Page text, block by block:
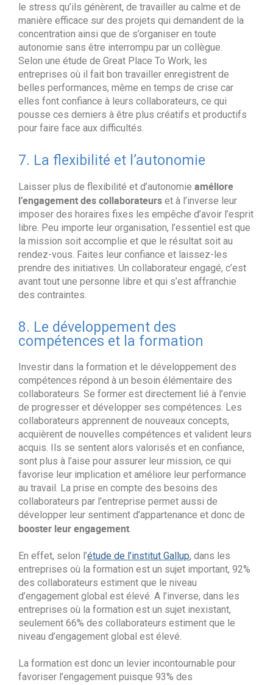
le stress qu’ils génèrent, de travailler au calme et de
manière efficace sur des projets qui demandent de la
concentration ainsi que de s’organiser en toute
autonomie sans être interrompu par un collègue.
Selon une étude de Great Place To Work, les
entreprises où il fait bon travailler enregistrent de
belles performances, même en temps de crise car
elles font confiance à leurs collaborateurs, ce qui
pousse ces derniers à être plus créatifs et productifs
pour faire face aux difficultés.
7. La flexibilité et l’autonomie
Laisser plus de flexibilité et d’autonomie améliore
l’engagement des collaborateurs et à l’inverse leur
imposer des horaires fixes les empêche d’avoir l’esprit
libre. Peu importe leur organisation, l’essentiel est que
la mission soit accomplie et que le résultat soit au
rendez-vous. Faites leur confiance et laissez-les
prendre des initiatives. Un collaborateur engagé, c’est
avant tout une personne libre et qui s’est affranchie
des contraintes.
8. Le développement des
compétences et la formation
Investir dans la formation et le développement des
compétences répond à un besoin élémentaire des
collaborateurs. Se former est directement lié à l’envie
de progresser et développer ses compétences. Les
collaborateurs apprennent de nouveaux concepts,
acquièrent de nouvelles compétences et valident leurs
acquis. Ils se sentent alors valorisés et en confiance,
sont plus à l’aise pour assurer leur mission, ce qui
favorise leur implication et améliore leur performance
au travail. La prise en compte des besoins des
collaborateurs par l’entreprise permet aussi de
développer leur sentiment d’appartenance et donc de
booster leur engagement
En effet, selon l’étude de l’institut Gallup, dans les
entreprises où la formation est un sujet important, 92%
des collaborateurs estiment que le niveau
d’engagement global est élevé. A l’inverse, dans les
entreprises où la formation est un sujet inexistant,
seulement 66% des collaborateurs estiment que le
niveau d’engagement global est élevé.
La formation est donc un levier incontournable pour
favoriser l’engagement puisque 93% des